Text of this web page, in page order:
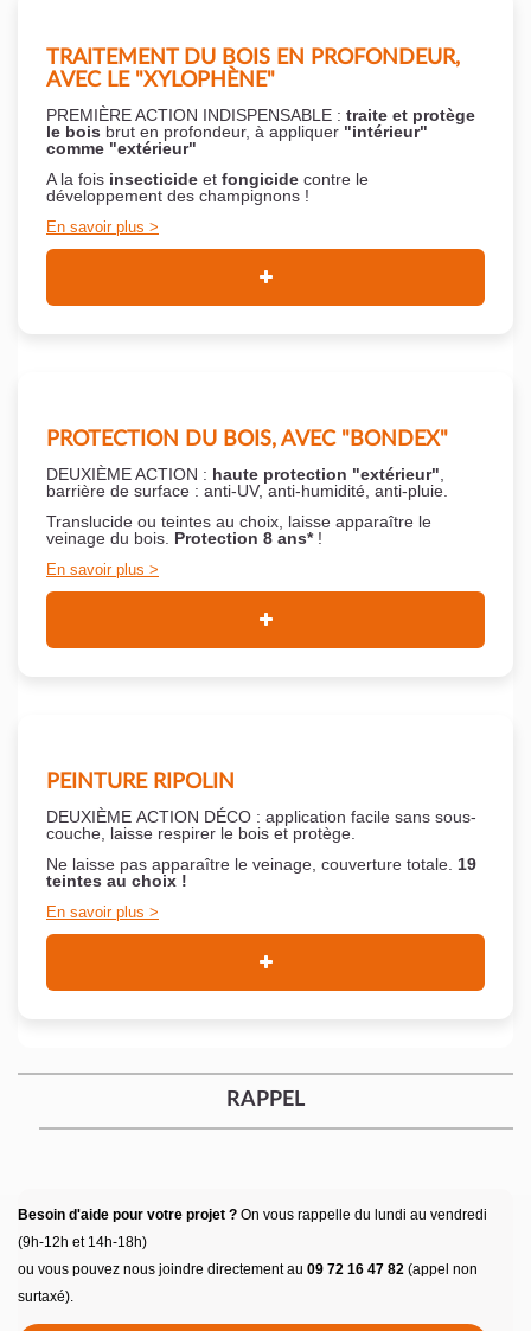
TRAITEMENT DU BOIS EN PROFONDEUR,
AVEC LE "XYLOPHÈNE"
PREMIÈRE ACTION INDISPENSABLE : traite et protège
le bois brut en profondeur, à appliquer "intérieur"
comme "extérieur"
A la fois insecticide et fongicide contre le
développement des champignons !
En savoir plus
PROTECTION DU BOIS, AVEC "BONDEX"
DEUXIÈME ACTION : haute protection "extérieur"
barrière de surface : anti-UV, anti-humidité, anti-pluie.
Translucide ou teintes au choix, laisse apparaître le
veinage du bois. Protection 8 ans*!
En savoir plus
PEINTURE RIPOLIN
DEUXIÈME ACTION DÉCO : application facile sans sous-
couche, laisse respirer le bois et protège.
Ne laisse pas apparaître le veinage, couverture totale. 19
teintes au choix !
En savoir plus
RAPPEL
Besoin d'aide pour votre projet ? On vous rappelle du lundi au vendredi
(9h-12h et 14h-18h)
ou vous pouvez nous joindre directement au 09 72 16 47 82 (appel non
surtaxé).